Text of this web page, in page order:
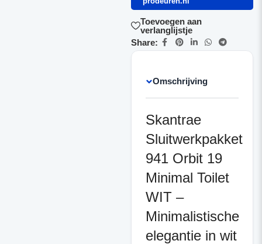
Toevoegen aan
verlanglijstje
Share:
Omschrijving
Skantrae
Sluitwerkpakket
941 Orbit 19
Minimal Toilet
WIT –
Minimalistische
elegantie in wit